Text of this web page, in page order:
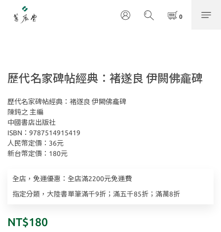
歷代名家碑帖經典：褚遂良 伊闕佛龕碑
歷代名家碑帖經典：褚遂良 伊闕佛龕碑
陳鈍之 主編
中國書店出版社
ISBN：9787514915419
人民幣定價：36元
新台幣定價：180元
全店，免運優惠：全店滿2200元免運費
指定分類，大陸書單筆滿千9折；滿五千85折；滿萬8折
NT$180